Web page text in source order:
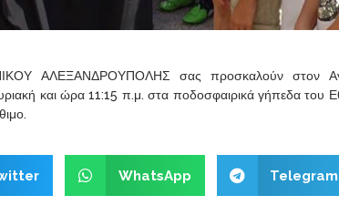
ΑΛΕΞΑΝΔΡΟΥΠΟΛΗΣ σας προσκαλούν στον
και ώρα 11:15 π.μ. στα ποδοσφαιρικά γήπεδα του
WhatsApp Telegram